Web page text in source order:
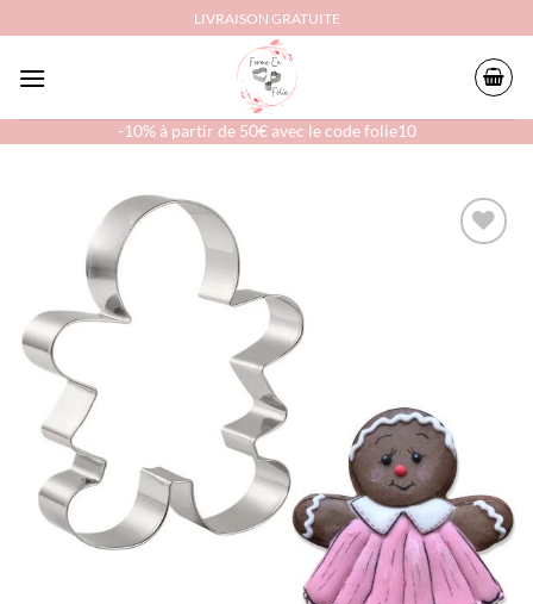
au
contenu
LIVRAISON GRATUITE
-10% à partir de 50€ avec le code folie10